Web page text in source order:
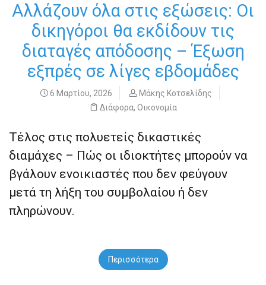
Αλλάζουν όλα στις εξώσεις: Οι
δικηγόροι θα εκδίδουν τις
διαταγές απόδοσης – Έξωση
εξπρές σε λίγες εβδομάδες
6 Μαρτίου, 2026
Μάκης Κοτσελίδης
Διάφορα, Οικονομία
Τέλος στις πολυετείς δικαστικές
διαμάχες – Πώς οι ιδιοκτήτες μπορούν να
βγάλουν ενοικιαστές που δεν φεύγουν
μετά τη λήξη του συμβολαίου ή δεν
πληρώνουν.
Περισσότερα